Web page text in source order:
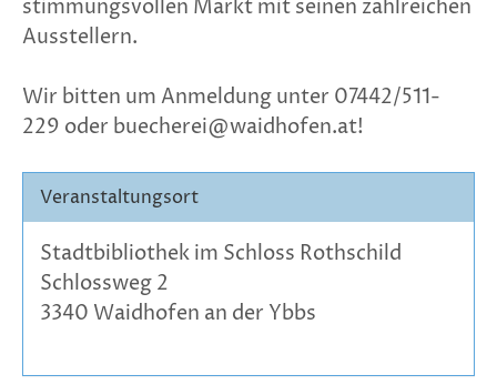
stimmungsvollen Markt mit seinen zahlreichen
Ausstellern.
Wir bitten um Anmeldung unter 07442/511-
229 oder buecherei@waidhofen.at!
Veranstaltungsort
Stadtbibliothek im Schloss Rothschild
Schlossweg 2
3340 Waidhofen an der Ybbs